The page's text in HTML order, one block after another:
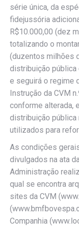
série única, da
fidejussória
R$10.000,00 (dez
totalizando o
(duzentos milhões
distribuição
e seguirá o regime
Instrução da CVM
conforme alterada,
distribuição pública
utilizados para
As condições
divulgados na ata
Administração
qual se encontra
sites da CVM
Companhia